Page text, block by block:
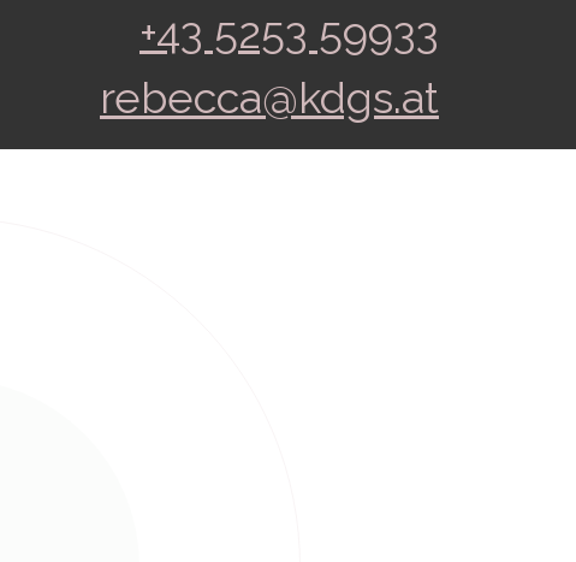
+43 5253 59933
rebecca@kdgs.at